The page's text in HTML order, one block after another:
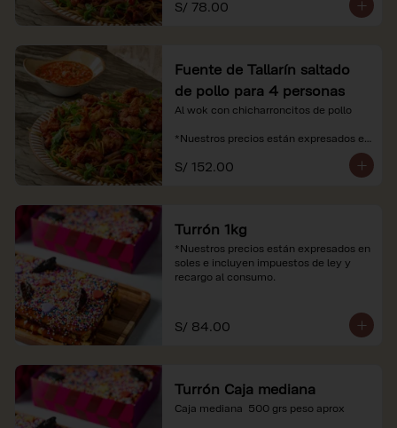
recargo al consumo.
S/ 78.00
Fuente de Tallarín saltado
de pollo para 4 personas
Al wok con chicharroncitos de pollo
*Nuestros precios están expresados en
recargo al consumo.
S/ 152.00
Turrón 1kg
*Nuestros precios están expresados en
soles e incluyen impuestos de ley y
recargo al consumo.
S/ 84.00
Turrón Caja mediana
Caja mediana  500 grs peso aprox